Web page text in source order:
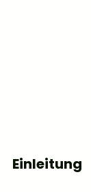
Einleitung